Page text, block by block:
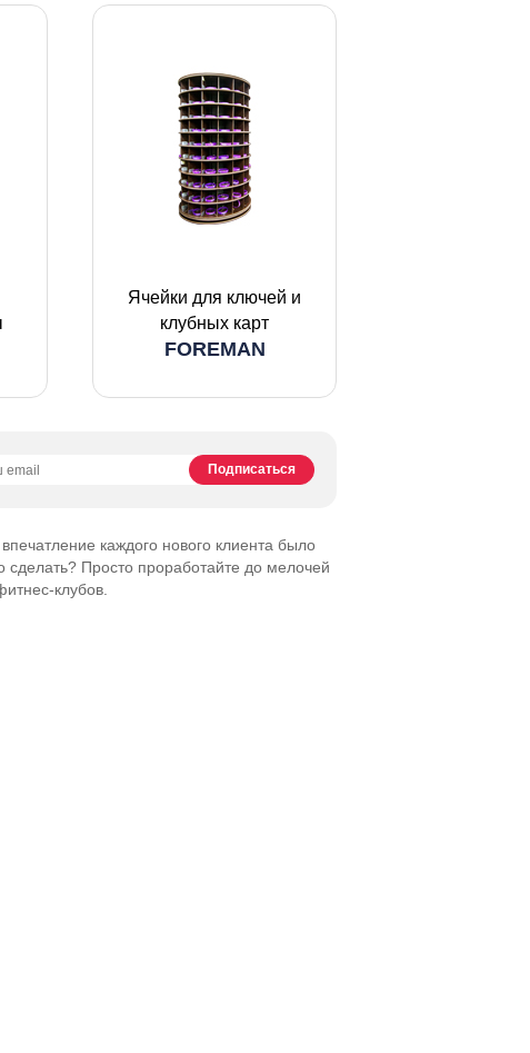
Ячейки для ключей и
клубных карт
FOREMAN
каждого нового клиента было
Просто проработайте до мелочей
клубов.